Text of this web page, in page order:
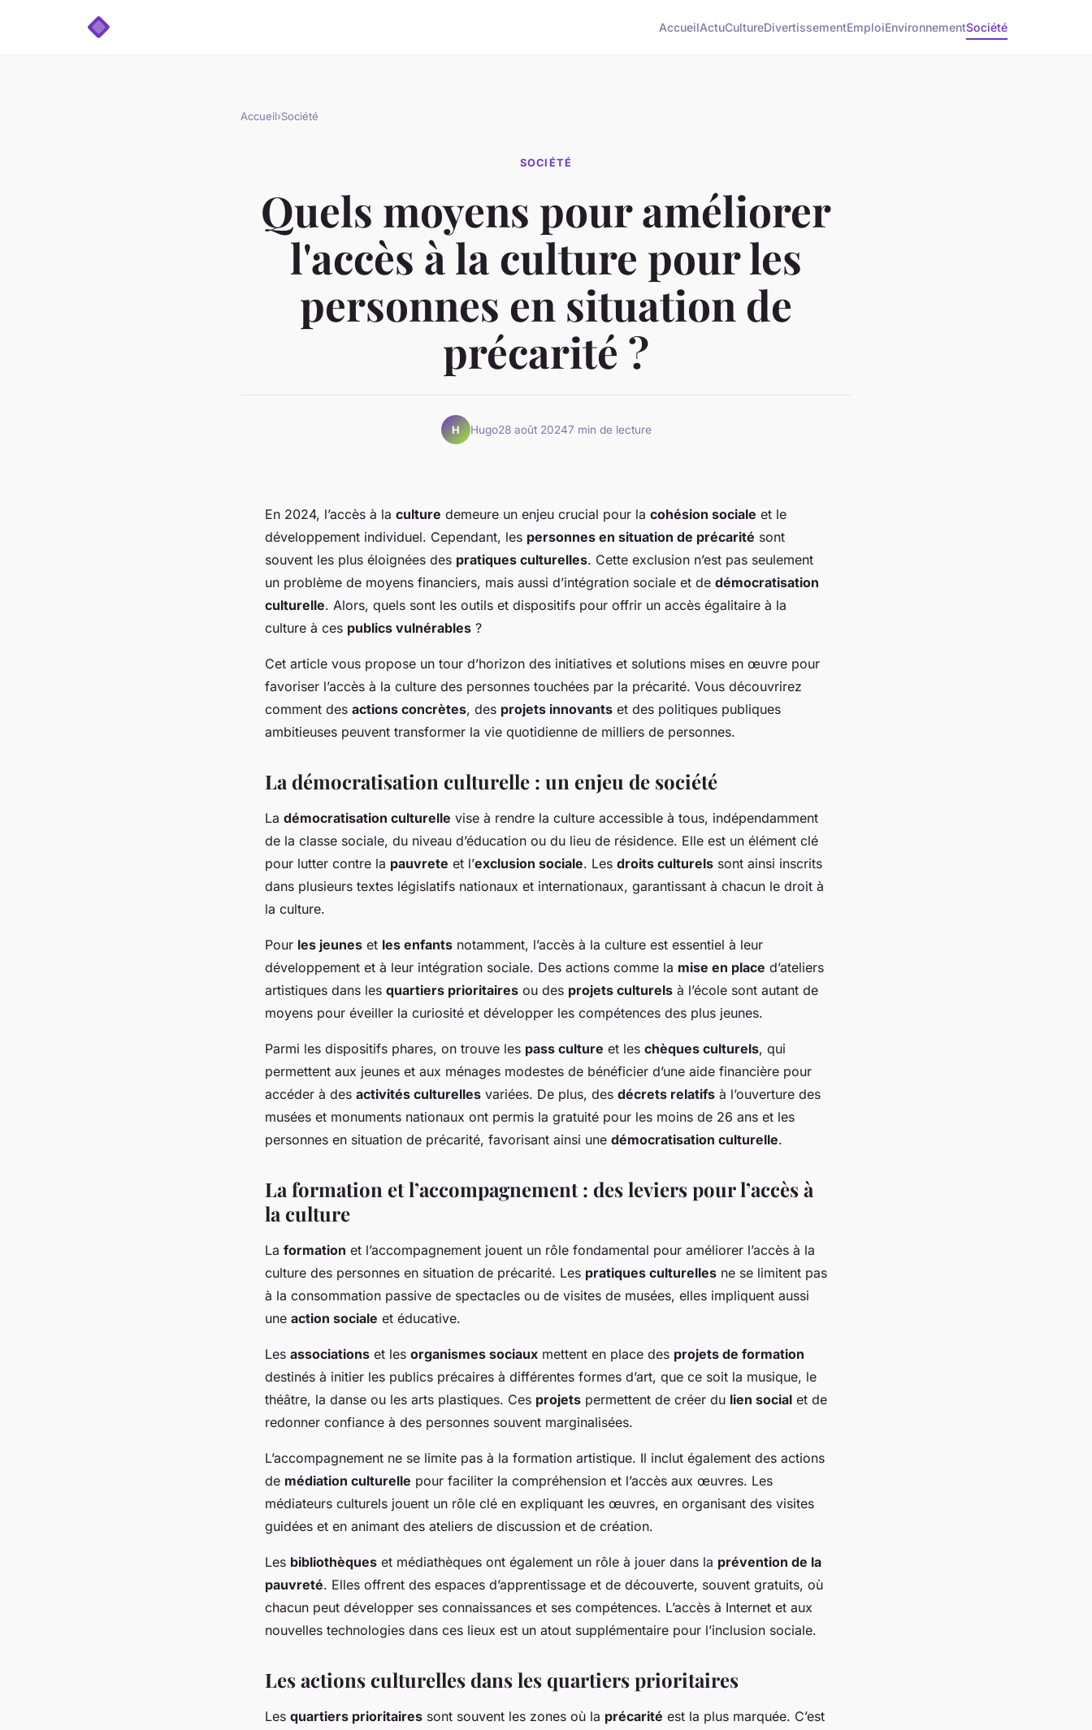
AccueilActuCultureDivertissementEmploiEnvironnementSociété
Accueil›Société
SOCIÉTÉ
Quels moyens pour améliorer
l'accès à la culture pour les
personnes en situation de
précarité ?
H Hugo28 août 20247 min de lecture
En 2024, l’accès à la culture demeure un enjeu crucial pour la cohésion sociale et le
développement individuel. Cependant, les personnes en situation de précarité sont
souvent les plus éloignées des pratiques culturelles. Cette exclusion n’est pas seulement
un problème de moyens financiers, mais aussi d’intégration sociale et de démocratisation
culturelle. Alors, quels sont les outils et dispositifs pour offrir un accès égalitaire à la
culture à ces publics vulnérables ?
Cet article vous propose un tour d’horizon des initiatives et solutions mises en œuvre pour
favoriser l’accès à la culture des personnes touchées par la précarité. Vous découvrirez
comment des actions concrètes, des projets innovants et des politiques publiques
ambitieuses peuvent transformer la vie quotidienne de milliers de personnes.
La démocratisation culturelle : un enjeu de société
La démocratisation culturelle vise à rendre la culture accessible à tous, indépendamment
de la classe sociale, du niveau d’éducation ou du lieu de résidence. Elle est un élément clé
pour lutter contre la pauvrete et l’exclusion sociale. Les droits culturels sont ainsi inscrits
dans plusieurs textes législatifs nationaux et internationaux, garantissant à chacun le droit à
la culture.
Pour les jeunes et les enfants notamment, l’accès à la culture est essentiel à leur
développement et à leur intégration sociale. Des actions comme la mise en place d’ateliers
artistiques dans les quartiers prioritaires ou des projets culturels à l’école sont autant de
moyens pour éveiller la curiosité et développer les compétences des plus jeunes.
Parmi les dispositifs phares, on trouve les pass culture et les chèques culturels, qui
permettent aux jeunes et aux ménages modestes de bénéficier d’une aide financière pour
accéder à des activités culturelles variées. De plus, des décrets relatifs à l’ouverture des
musées et monuments nationaux ont permis la gratuité pour les moins de 26 ans et les
personnes en situation de précarité, favorisant ainsi une démocratisation culturelle.
La formation et l’accompagnement : des leviers pour l’accès à
la culture
La formation et l’accompagnement jouent un rôle fondamental pour améliorer l’accès à la
culture des personnes en situation de précarité. Les pratiques culturelles ne se limitent pas
à la consommation passive de spectacles ou de visites de musées, elles impliquent aussi
une action sociale et éducative.
Les associations et les organismes sociaux mettent en place des projets de formation
destinés à initier les publics précaires à différentes formes d’art, que ce soit la musique, le
théâtre, la danse ou les arts plastiques. Ces projets permettent de créer du lien social et de
redonner confiance à des personnes souvent marginalisées.
L’accompagnement ne se limite pas à la formation artistique. Il inclut également des actions
de médiation culturelle pour faciliter la compréhension et l’accès aux œuvres. Les
médiateurs culturels jouent un rôle clé en expliquant les œuvres, en organisant des visites
guidées et en animant des ateliers de discussion et de création.
Les bibliothèques et médiathèques ont également un rôle à jouer dans la prévention de la
pauvreté. Elles offrent des espaces d’apprentissage et de découverte, souvent gratuits, où
chacun peut développer ses connaissances et ses compétences. L’accès à Internet et aux
nouvelles technologies dans ces lieux est un atout supplémentaire pour l’inclusion sociale.
Les actions culturelles dans les quartiers prioritaires
Les quartiers prioritaires sont souvent les zones où la précarité est la plus marquée. C’est